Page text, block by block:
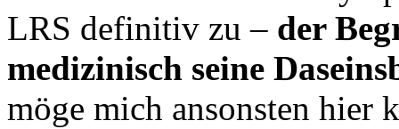
LRS definitiv zu – der
medizinisch seine
möge mich ansonsten hier